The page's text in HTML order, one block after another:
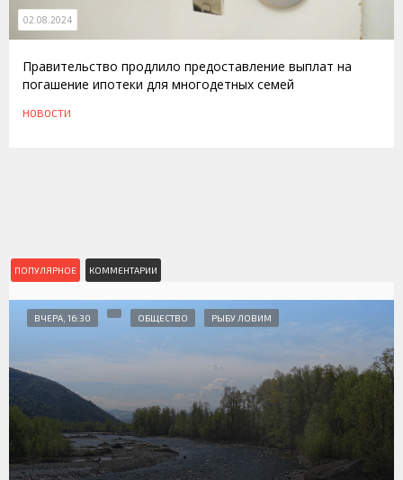
02.08.2024
Правительство продлило предоставление выплат на
погашение ипотеки для многодетных семей
НОВОСТИ
ПОПУЛЯРНОЕ КОММЕНТАРИИ
ВЧЕРА, 16:30 ОБЩЕСТВО РЫБУ ЛОВИМ